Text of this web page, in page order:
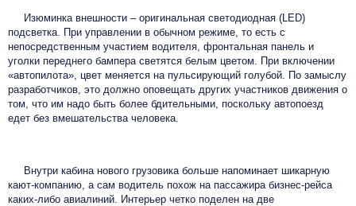
Изюминка внешности – оригинальная cветодиодная (LED)
подсветка. При управлении в обычном режиме, то есть с
непосредственным участием водителя, фронтальная панель и
уголки переднего бампера светятся белым цветом. При включении
«автопилота», цвет меняется на пульсирующий голубой. По замыслу
разработчиков, это должно оповещать других участников движения о
том, что им надо быть более бдительными, поскольку автопоезд
едет без вмешательства человека.
Внутри кабина нового грузовика больше напоминает шикарную
кают-компанию, а сам водитель похож на пассажира бизнес-рейса
каких-либо авиалиний. Интерьер четко поделен на две